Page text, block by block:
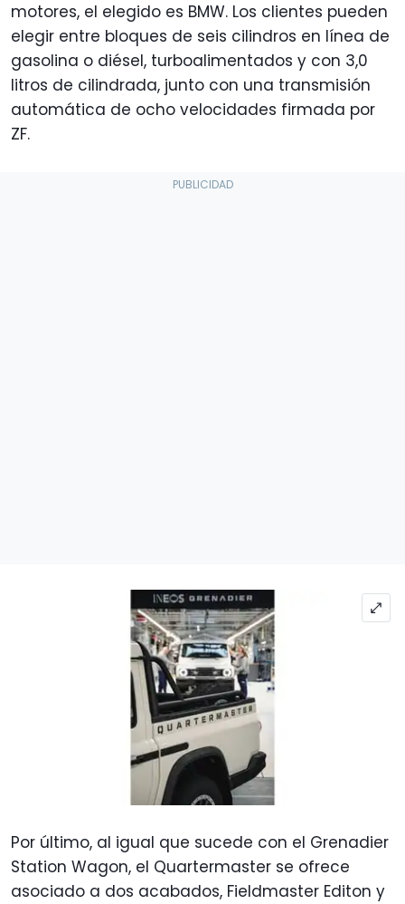
motores, el elegido es BMW. Los clientes pueden
elegir entre bloques de seis cilindros en línea de
gasolina o diésel, turboalimentados y con 3,0
litros de cilindrada, junto con una transmisión
automática de ocho velocidades firmada por
ZF.
Por último, al igual que sucede con el Grenadier
Station Wagon, el Quartermaster se ofrece
asociado a dos acabados, Fieldmaster Editon y